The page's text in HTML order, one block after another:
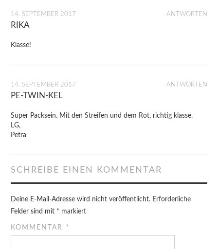
ANTWORTEN
14. SEPTEMBER 2017
RIKA
Klasse!
ANTWORTEN
14. SEPTEMBER 2017
PE-TWIN-KEL
Super Packsein. Mit den Streifen und dem Rot, richtig klasse.
LG,
Petra
SCHREIBE EINEN KOMMENTAR
Deine E-Mail-Adresse wird nicht veröffentlicht. Erforderliche
Felder sind mit * markiert
KOMMENTAR *